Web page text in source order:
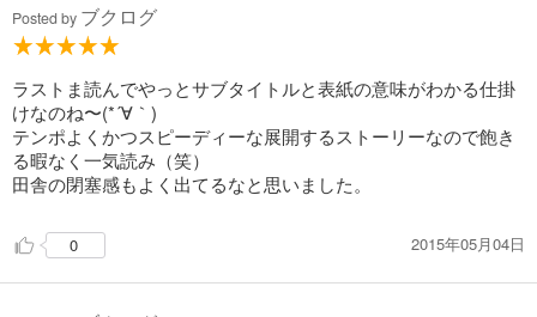
Posted by ブクログ
ラストま読んでやっとサブタイトルと表紙の意味がわかる仕掛
けなのね〜(*´∀｀)
テンポよくかつスピーディーな展開するストーリーなので飽き
る暇なく一気読み（笑）
田舎の閉塞感もよく出てるなと思いました。
0 2015年05月04日